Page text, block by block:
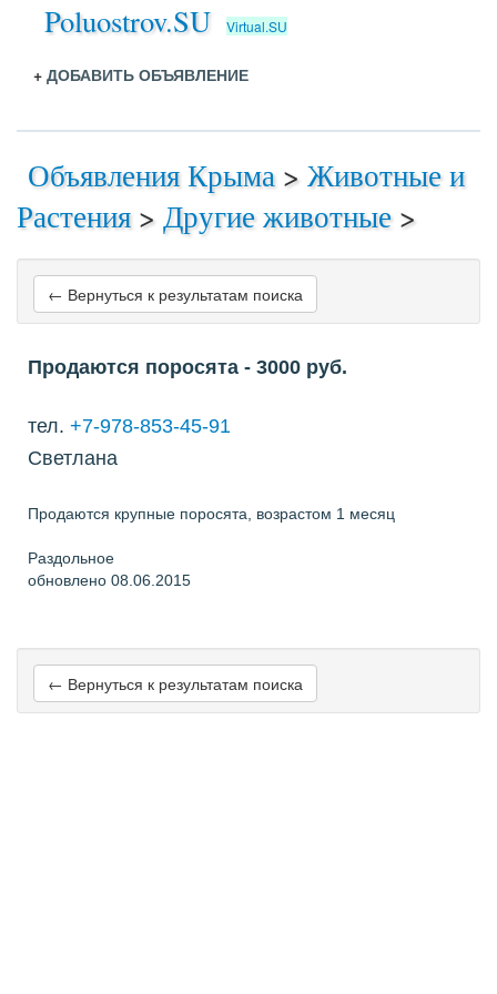
Poluostrov.SU Virtual.SU
+ ДОБАВИТЬ ОБЪЯВЛЕНИЕ
Объявления Крыма > Животные и
Растения > Другие животные>
← Вернуться к результатам поиска
Продаются поросята - 3000 руб.
тел. +7-978-853-45-91
Светлана
Продаются крупные поросята, возрастом 1 месяц
Раздольное
обновлено 08.06.2015
← Вернуться к результатам поиска